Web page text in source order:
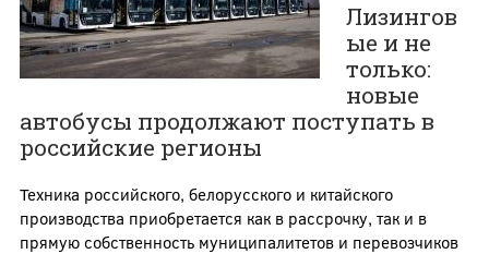
Лизингов
ые и не
только:
новые
автобусы продолжают поступать в
российские регионы
Техника российского, белорусского и китайского
производства приобретается как в рассрочку, так и в
прямую собственность муниципалитетов и перевозчиков